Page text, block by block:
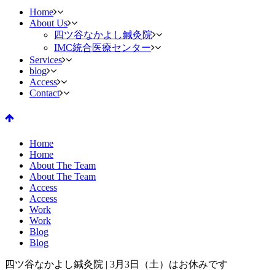
Home
About Us
四ツ谷なかよし鍼灸院
IMC統合医療センター
Services
blog
Access
Contact
Home
Home
About The Team
About The Team
Access
Access
Work
Work
Blog
Blog
四ツ谷なかよし鍼灸院 | 3月3日（土）はお休みです